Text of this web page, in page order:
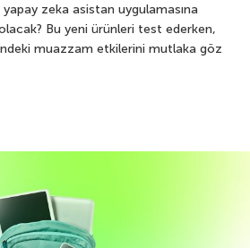
yapay zeka asistan uygulamasına
Bu yeni ürünleri test ederken,
muazzam etkilerini mutlaka göz